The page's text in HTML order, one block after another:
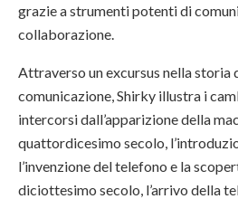
grazie a strumenti potenti di
collaborazione.
Attraverso un excursus nella storia
comunicazione, Shirky illustra i
intercorsi dall’apparizione della
quattordicesimo secolo,
l’invenzione del telefono e la
diciottesimo secolo, l’arrivo della